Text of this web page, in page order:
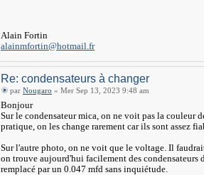
Alain Fortin
alainmfortin@hotmail.fr
Re: condensateurs à changer
par Nougaro » Mer Sep 13, 2023 9:48 am
Bonjour
Sur le condensateur mica, on ne voit pas la couleur
pratique, on les change rarement car ils sont assez
Sur l'autre photo, on ne voit que le voltage. Il
on trouve aujourd'hui facilement des condensateurs
remplacé par un 0.047 mfd sans inquiétude.